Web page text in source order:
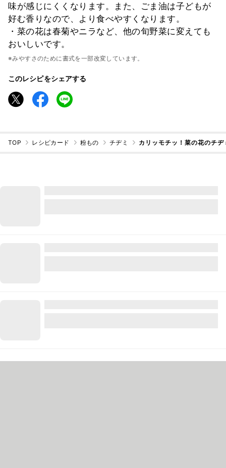
味が感じにくくなります。また、ごま油は子どもが
好む香りなので、より食べやすくなります。
・菜の花は春菊やニラなど、他の旬野菜に変えても
おいしいです。
※みやすさのために書式を一部改変しています。
このレシピをシェアする
TOP レシピカード 粉もの チヂミ カリッモチッ！菜の花のチヂ